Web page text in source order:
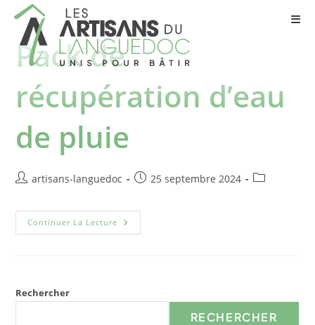
Pack de
récupération d’eau
de pluie
artisans-languedoc 25 septembre 2024
Continuer La Lecture
Rechercher
RECHERCHER